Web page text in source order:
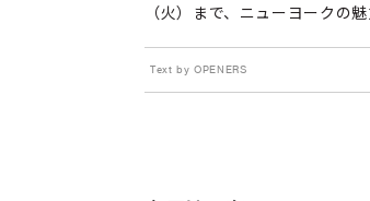
（火）まで、ニューヨークの
Text by OPENERS